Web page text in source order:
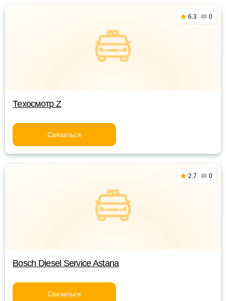
6.3 0
Техосмотр Z
Связаться
2.7 0
Bosch Diesel Service Astana
Связаться